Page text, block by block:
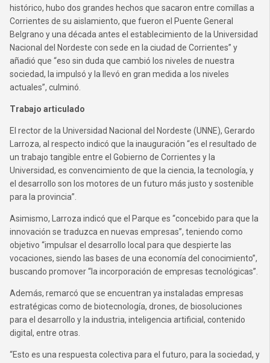
histórico, hubo dos grandes hechos que sacaron entre comillas a
Corrientes de su aislamiento, que fueron el Puente General
Belgrano y una década antes el establecimiento de la Universidad
Nacional del Nordeste con sede en la ciudad de Corrientes” y
añadió que “eso sin duda que cambió los niveles de nuestra
sociedad, la impulsó y la llevó en gran medida a los niveles
actuales”, culminó.
Trabajo articulado
El rector de la Universidad Nacional del Nordeste (UNNE), Gerardo
Larroza, al respecto indicó que la inauguración “es el resultado de
un trabajo tangible entre el Gobierno de Corrientes y la
Universidad, es convencimiento de que la ciencia, la tecnología, y
el desarrollo son los motores de un futuro más justo y sostenible
para la provincia”.
Asimismo, Larroza indicó que el Parque es “concebido para que la
innovación se traduzca en nuevas empresas”, teniendo como
objetivo “impulsar el desarrollo local para que despierte las
vocaciones, siendo las bases de una economía del conocimiento”,
buscando promover “la incorporación de empresas tecnológicas”.
Además, remarcó que se encuentran ya instaladas empresas
estratégicas como de biotecnología, drones, de biosoluciones
para el desarrollo y la industria, inteligencia artificial, contenido
digital, entre otras.
“Esto es una respuesta colectiva para el futuro, para la sociedad, y